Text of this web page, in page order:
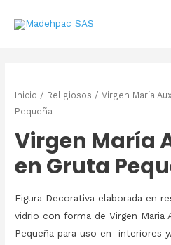
Inicio / Religiosos / Virgen María
Pequeña
Virgen María
en Gruta
Figura Decorativa elaborada en
vidrio con forma de Virgen Maria
Pequeña para uso en interiores